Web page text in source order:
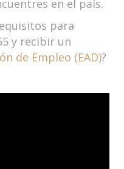
en el país.
para
y recibir un
de Empleo (EAD)?